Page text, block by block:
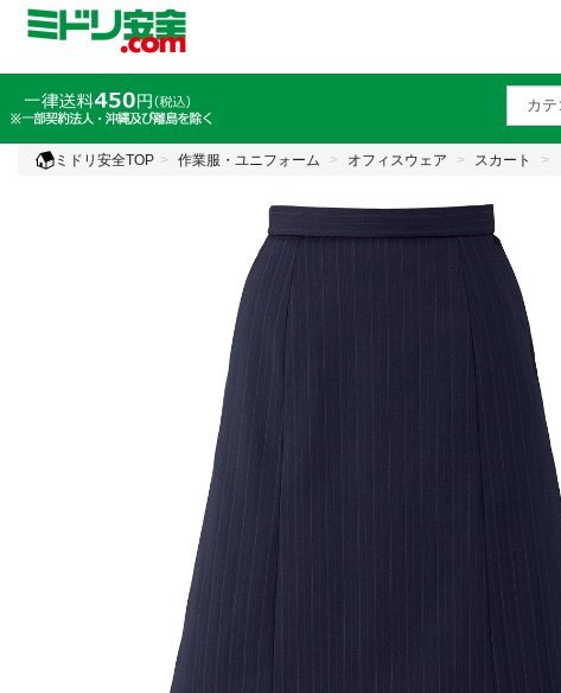
ミドリ安全TOP 作業服・ユニフォーム オフィスウェア スカート